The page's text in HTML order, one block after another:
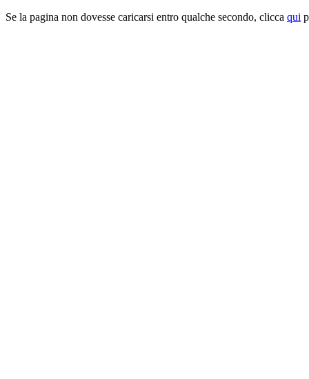
Se la pagina non dovesse caricarsi entro qualche secondo, clicca qui